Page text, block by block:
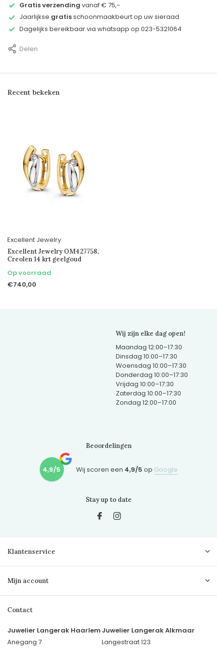
Gratis verzending vanaf € 75,-
Jaarlijkse gratisschoonmaakbeurt op uw sieraad
Dagelijks bereikbaar via whatsapp op 023-5321064
Delen
Recent bekeken
Excellent Jewelry
Excellent Jewelry OM427758,
Creolen 14 krt geelgoud
Op voorraad
€740,00
Wij zijn elke dag open!
Maandag 12:00–17:30
Dinsdag 10:00–17:30
Woensdag 10:00–17:30
Donderdag 10:00–17:30
Vrijdag 10:00–17:30
Zaterdag 10:00–17:30
Zondag 12:00–17:00
Beoordelingen
4,9/5 Wij scoren een 4,9/5 op Google
Stay up to date
Klantenservice
Mijn account
Contact
Juwelier Langerak Haarlem
Anegang 7
Juwelier Langerak Alkmaar
Langestraat 123